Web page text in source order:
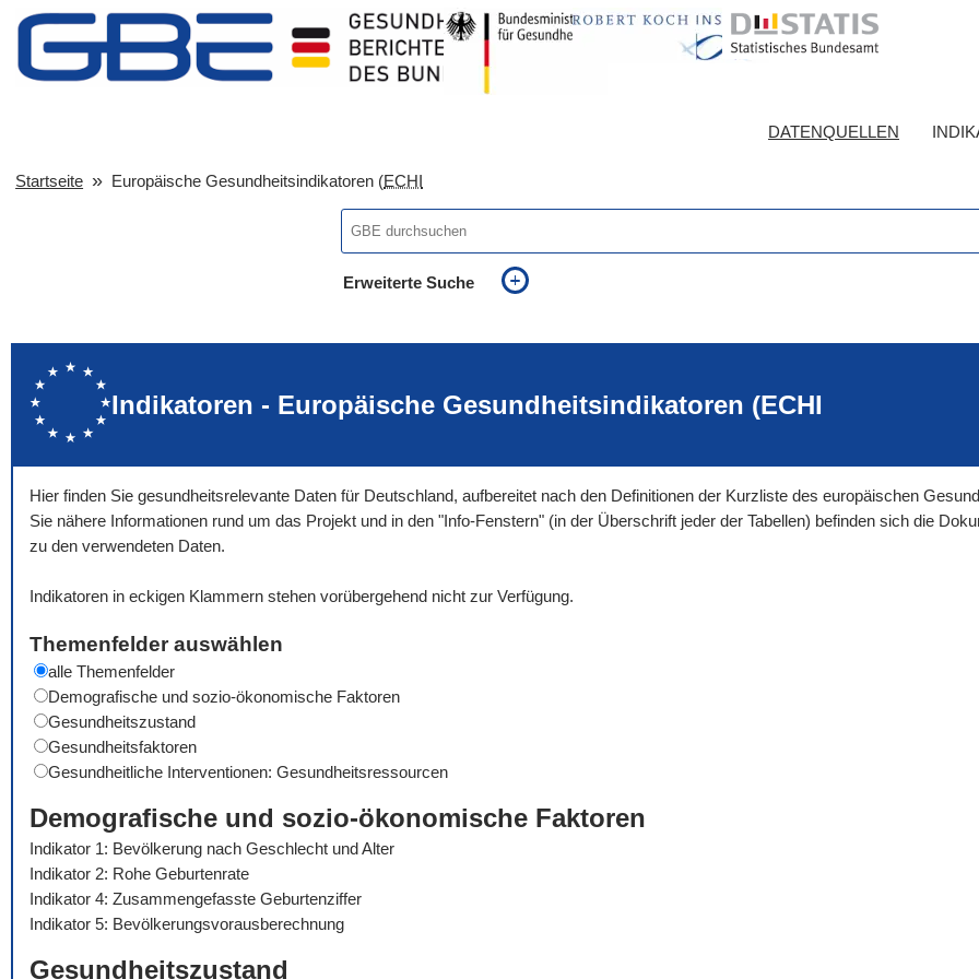
DATENQUELLEN
Startseite Europäische Gesundheitsindikatoren (ECHI
Erweiterte Suche
Indikatoren - Europäische Gesundheitsindikatoren (ECHI
Hier finden Sie gesundheitsrelevante Daten für Deutschland, aufbereitet nach den Definitionen der Kurzliste des europäischen
Sie nähere Informationen rund um das Projekt und in den "Info-Fenstern" (in der Überschrift jeder der Tabellen) befinden sich die
zu den verwendeten Daten.
Indikatoren in eckigen Klammern stehen vorübergehend nicht zur Verfügung.
Themenfelder auswählen
alle Themenfelder
Demografische und sozio-ökonomische Faktoren
Gesundheitszustand
Gesundheitsfaktoren
Gesundheitliche Interventionen: Gesundheitsressourcen
Demografische und sozio-ökonomische Faktoren
Indikator 1: Bevölkerung nach Geschlecht und Alter
Indikator 2: Rohe Geburtenrate
Indikator 4: Zusammengefasste Geburtenziffer
Indikator 5: Bevölkerungsvorausberechnung
Gesundheitszustand